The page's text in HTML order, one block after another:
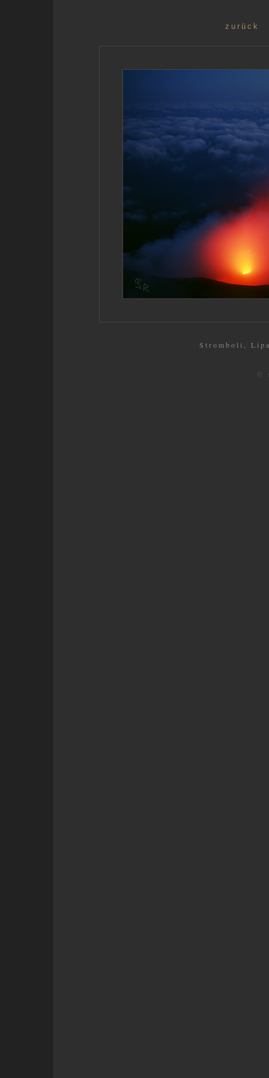
zurück
Stromboli,
©